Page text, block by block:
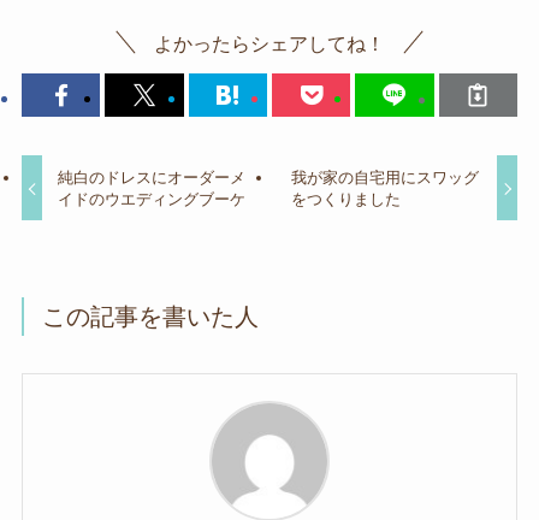
よかったらシェアしてね！
純白のドレスにオーダーメ
イドのウエディングブーケ
我が家の自宅用にスワッグ
をつくりました
この記事を書いた人